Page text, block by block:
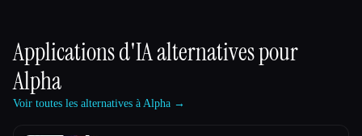
Applications d'IA alternatives pour
Alpha
Voir toutes les alternatives à Alpha →